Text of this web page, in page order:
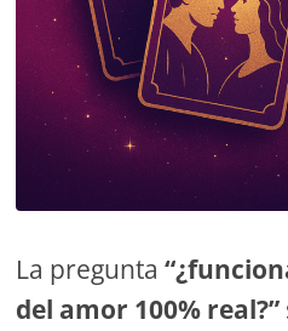
La pregunta
del amor 100% real?”